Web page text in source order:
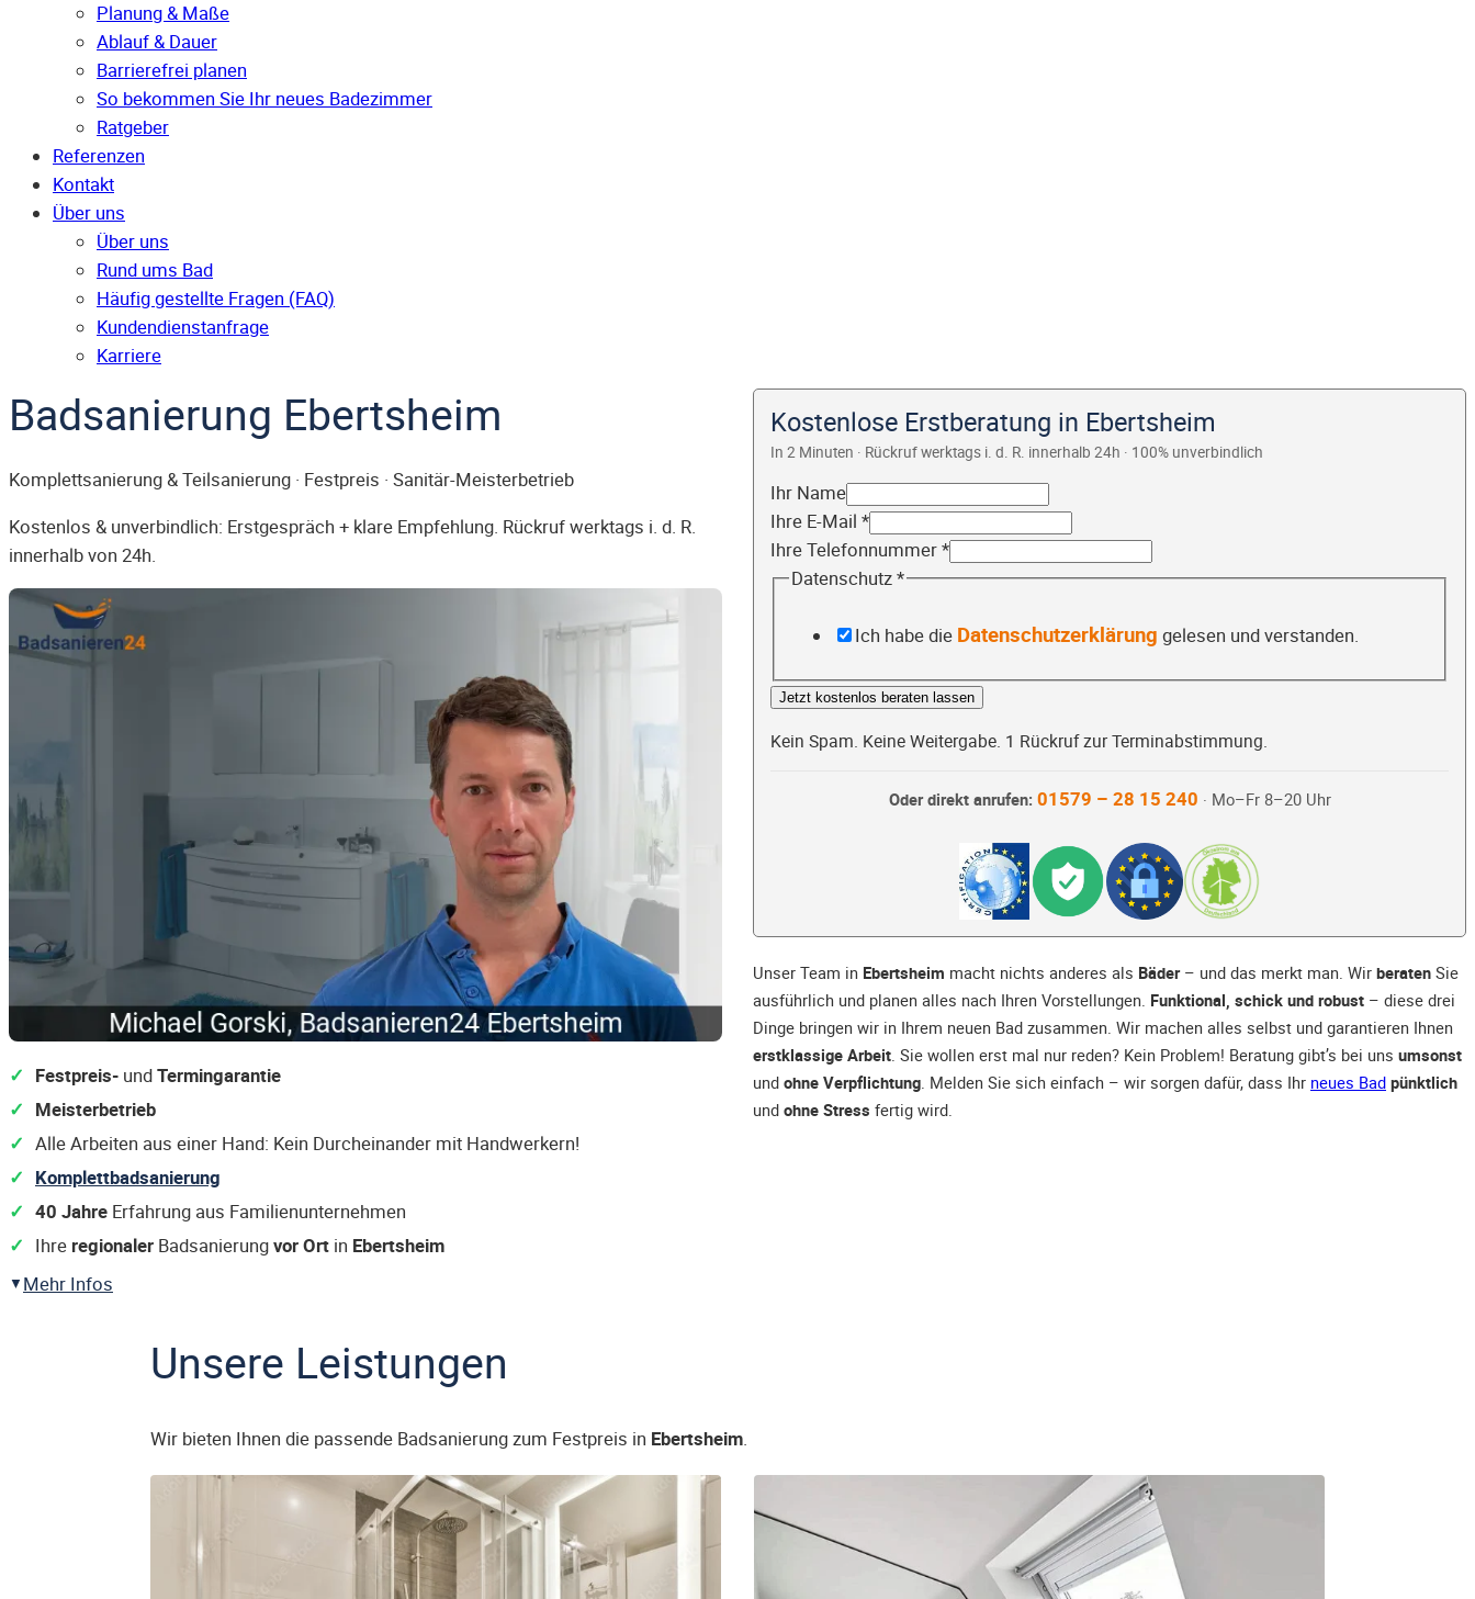
Planung & Maße
Ablauf & Dauer
Barrierefrei planen
So bekommen Sie Ihr neues Badezimmer
Ratgeber
Referenzen
Kontakt
Über uns
Über uns
Rund ums Bad
Häufig gestellte Fragen (FAQ)
Kunden­dienst­anfrage
Karriere
Badsanierung Ebertsheim
Komplettsanierung & Teilsanierung · Festpreis · Sanitär-Meisterbetrieb
Kostenlos & unverbindlich: Erstgespräch + klare Empfehlung. Rückruf werktags i. d. R.
innerhalb von 24h.
Festpreis- undTermingarantie
Meisterbetrieb
Alle Arbeiten aus einer Hand: Kein Durcheinander mit Handwerkern!
Komplettbadsanierung
40 Jahre Erfahrung aus Familienunternehmen
Ihre regionaler Badsanierungvor Ort in Ebertsheim
Mehr Infos
Kostenlose Erstberatung in Ebertsheim
In 2 Minuten · Rückruf werktags i. d. R. innerhalb 24h · 100% unverbindlich
Ihr Name
Ihre E-Mail *
Ihre Telefonnummer*
Datenschutz*
Ich habe die Datenschutzerklärung gelesen und verstanden.
Jetzt kostenlos beraten lassen
Kein Spam. Keine Weitergabe. 1 Rückruf zur Terminabstimmung.
Oder direkt anrufen: 01579 – 28 15 240 · Mo–Fr 8–20 Uhr
Unser Team in Ebertsheim macht nichts anderes als Bäder– und das merkt man. Wir beraten Sie
ausführlich und planen alles nach Ihren Vorstellungen. Funktional, schick und robust – diese drei
Dinge bringen wir in Ihrem neuen Bad zusammen. Wir machen alles selbst und garantieren Ihnen
erstklassige Arbeit. Sie wollen erst mal nur reden? Kein Problem! Beratung gibt’s bei uns umsonst
und ohne Verpflichtung. Melden Sie sich einfach – wir sorgen dafür, dass Ihr neues Bad pünktlich
und ohne Stress fertig wird.
Unsere Leistungen
Wir bieten Ihnen die passende Badsanierung zum Festpreis in Ebertsheim.